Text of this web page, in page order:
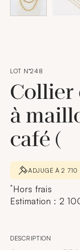
LOT N°248
Collier
à
café (
ADJUGÉ À 2
*Hors frais
Estimation : 2
DESCRIPTION